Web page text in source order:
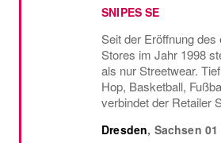
SNIPES SE
Seit der Eröffnung
Stores im Jahr 1998
als nur Streetwear.
Hop, Basketball,
verbindet der Retailer
Stores in Europa und
Dresden, Sachsen 01